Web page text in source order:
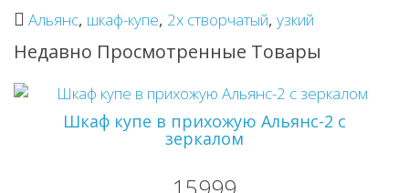
Альянс, шкаф-купе, 2х створчатый, узкий
Недавно Просмотренные Товары
Шкаф купе в прихожую Альянс-2 с
зеркалом